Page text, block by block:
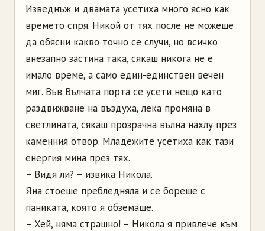
Изведнъж и двамата усетиха много ясно как
времето спря. Никой от тях после не можеше
да обясни какво точно се случи, но всичко
внезапно застина така, сякаш никога не е
имало време, а само един-единствен вечен
миг. Във Вълчата порта се усети нещо като
раздвижване на въздуха, лека промяна в
светлината, сякаш прозрачна вълна нахлу през
каменния отвор. Младежите усетиха как тази
енергия мина през тях.
– Видя ли? – извика Никола.
Яна стоеше пребледняла и се бореше с
паниката, която я обземаше.
– Хей, няма страшно! – Никола я привлече към